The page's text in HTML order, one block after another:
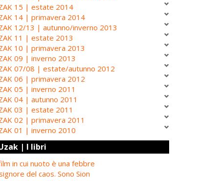
15 | estate 2014
14 | primavera 2014
12/13 | autunno/inverno 2013
11 | estate 2013
10 | primavera 2013
09 | inverno 2013
07/08 | estate/autunno 2012
06 | primavera 2012
05 | inverno 2011
04 | autunno 2011
03 | estate 2011
02 | primavera 2011
01 | inverno 2010
| I libri
in cui nuoto è una febbre
del caos. Sono Sion